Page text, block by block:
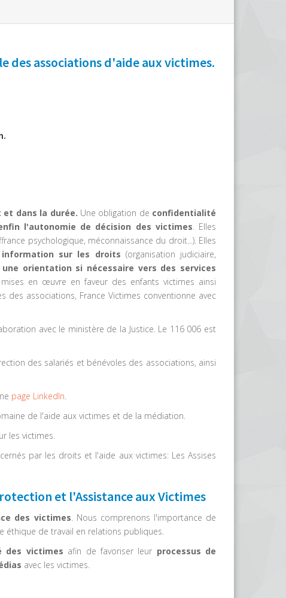
des associations d'aide aux victimes.
dans la durée. Une obligation de confidentialité
l'autonomie de décision des victimes. Elles
psychologique, méconnaissance du droit...). Elles
information sur les droits (organisation judiciaire,
orientation si nécessaire vers des services
en œuvre en faveur des enfants victimes ainsi
associations, France Victimes conventionne avec
avec le ministère de la Justice. Le 116 006 est
des salariés et bénévoles des associations, ainsi
page LinkedIn.
de l'aide aux victimes et de la médiation.
les victimes.
par les droits et l'aide aux victimes: Les Assises
et l'Assistance aux Victimes
des victimes. Nous comprenons l'importance de
éthique de travail en relations publiques.
des victimes afin de favoriser leur processus de
avec les victimes.